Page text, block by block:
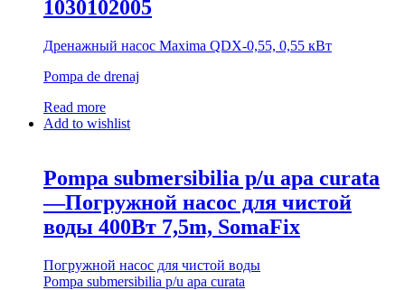
1030102005
Дренажный насос Maxima QDX-0,55, 0,55 кВт
Pompa de drenaj
Read more
Add to wishlist
Pompa submersibilia p/u apa curata
—Погружной насос для чистой
воды 400Вт 7,5m, SomaFiх
Погружной насос для чистой воды
Pompa submersibilia p/u apa curata